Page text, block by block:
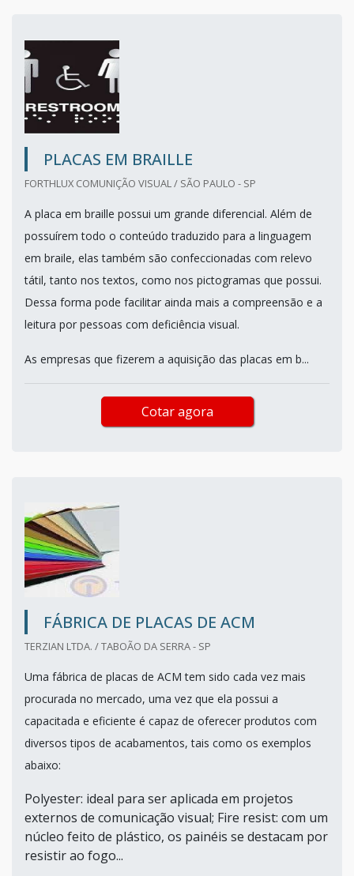
PLACAS EM BRAILLE
FORTHLUX COMUNIÇÃO VISUAL / SÃO PAULO - SP
A placa em braille possui um grande diferencial. Além de
possuírem todo o conteúdo traduzido para a linguagem
em braile, elas também são confeccionadas com relevo
tátil, tanto nos textos, como nos pictogramas que possui.
Dessa forma pode facilitar ainda mais a compreensão e a
leitura por pessoas com deficiência visual.
As empresas que fizerem a aquisição das placas em b...
Cotar agora
FÁBRICA DE PLACAS DE ACM
TERZIAN LTDA. / TABOÃO DA SERRA - SP
Uma fábrica de placas de ACM tem sido cada vez mais
procurada no mercado, uma vez que ela possui a
capacitada e eficiente é capaz de oferecer produtos com
diversos tipos de acabamentos, tais como os exemplos
abaixo:
Polyester: ideal para ser aplicada em projetos
externos de comunicação visual; Fire resist: com um
núcleo feito de plástico, os painéis se destacam por
resistir ao fogo...